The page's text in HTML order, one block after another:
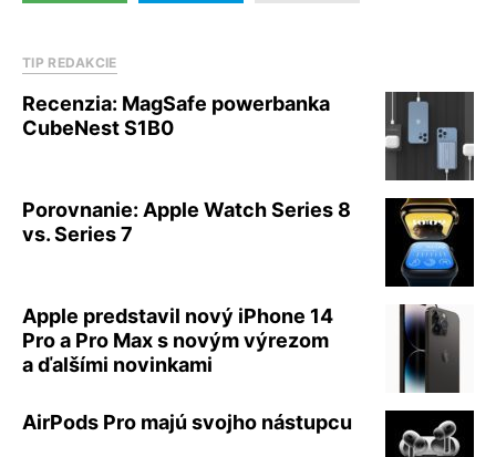
TIP REDAKCIE
Recenzia: MagSafe powerbanka
CubeNest S1B0
Porovnanie: Apple Watch Series 8
vs. Series 7
Apple predstavil nový iPhone 14
Pro a Pro Max s novým výrezom
a ďalšími novinkami
AirPods Pro majú svojho nástupcu